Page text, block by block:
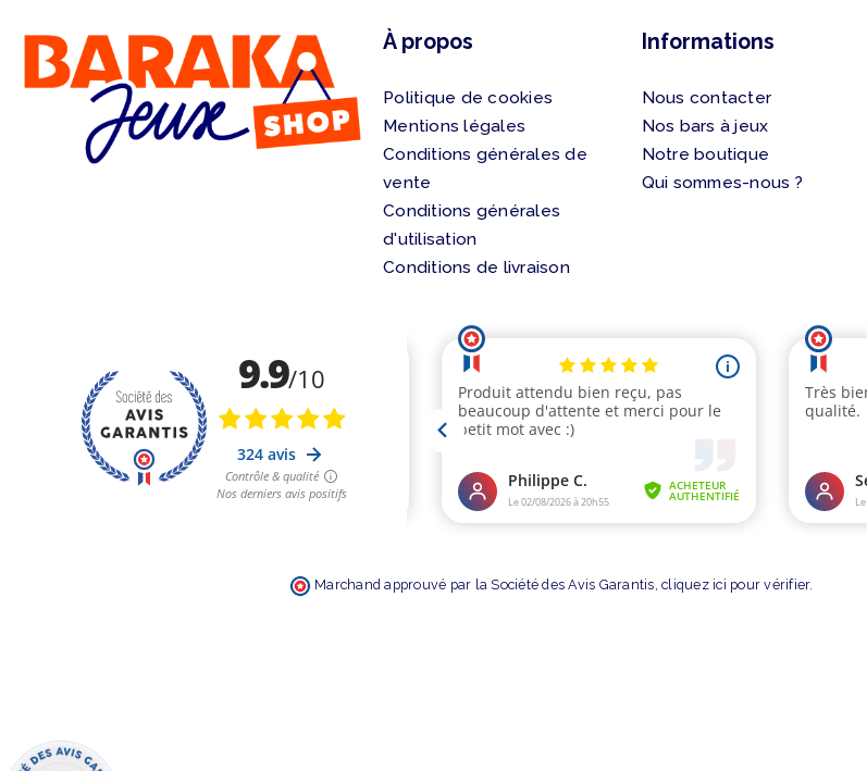
À propos
Politique de cookies
Mentions légales
Conditions générales de
vente
Conditions générales
d'utilisation
Conditions de livraison
Informations
Nous contacter
Nos bars à jeux
Notre boutique
Qui sommes-nous ?
Marchand approuvé par la Société des Avis Garantis, cliquez ici pour vérifier.